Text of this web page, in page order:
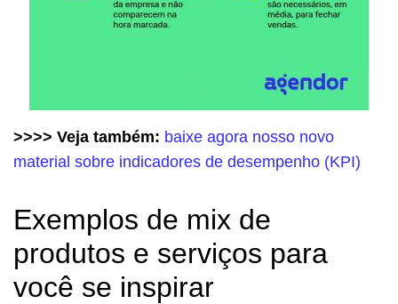
>>>> Veja também: baixe agora nosso novo
material sobre indicadores de desempenho (KPI)
Exemplos de mix de
produtos e serviços para
você se inspirar